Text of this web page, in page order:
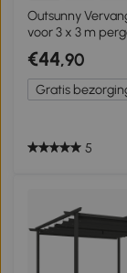
Outsunny
voor 3 x 3 m
intrekbaar, met
regenafvoergaten,
weerbestendig,
bruin
€44,90
Gratis
5